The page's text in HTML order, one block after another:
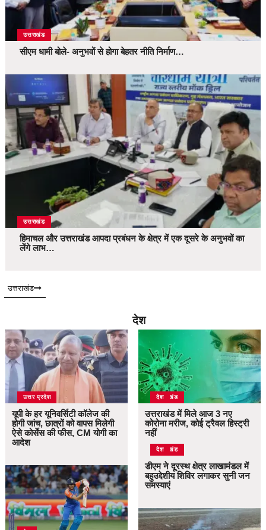
उत्तराखंड
सीएम धामी बोले- अनुभवों से होगा बेहतर नीति निर्माण…
उत्तराखंड
हिमाचल और उत्तराखंड आपदा प्रबंधन के क्षेत्र में एक दूसरे के अनुभवों का
लेंगे लाभ…
उत्तराखंड
देश
उत्तर प्रदेश
यूपी के हर यूनिवर्सिटी कॉलेज की
होगी जांच, छात्रों को वापस मिलेगी
ऐसे कोर्सेस की फीस, CM योगी का
आदेश
उत्तराखंड
देश
उत्तराखंड में मिले आज 3 नए
कोरोना मरीज, कोई ट्रैवल हिस्ट्री
नहीं
उत्तराखंड
देश
डीएम ने दूरस्थ क्षेत्र लाखामंडल में
बहुउद्देशीय शिविर लगाकर सुनी जन
समस्याएं